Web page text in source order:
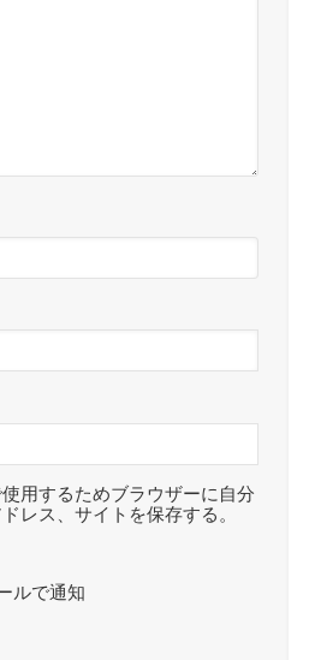
用するためブラウザーに自分
レス、サイトを保存する。
ルで通知